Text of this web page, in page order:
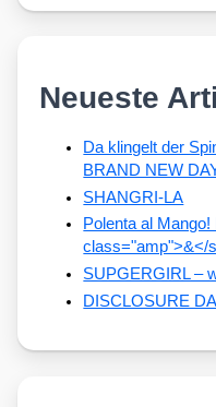
Neueste
Da klingelt der
BRAND NEW
SHANGRI-LA
Polenta al
class="amp">&</
SUPGERGIRL –
DISCLOSURE